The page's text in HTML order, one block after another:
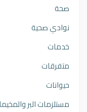
صحة
نوادي صحية
خدمات
متفرقات
حيوانات
مستلزمات البر